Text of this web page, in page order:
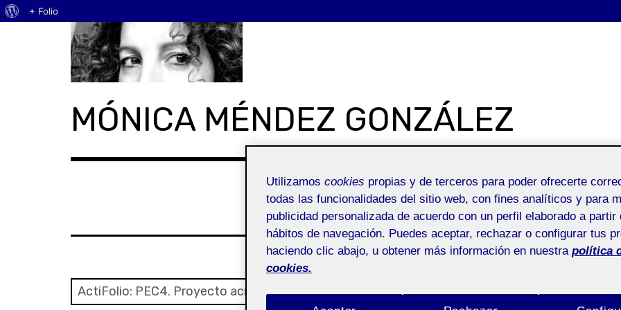
MÓNICA MÉNDEZ GONZÁLEZ
SOBRE MI
ActiFolio: PEC4. Proyecto acrílico. PEC4. Proyecto acrílico.
Acerca
+ Folio
Utilizamos cookies propias y de terceros para poder ofrecerte
todas las funcionalidades del sitio web, con fines analíticos y para
publicidad personalizada de acuerdo con un perfil elaborado a partir
hábitos de navegación. Puedes aceptar, rechazar o configurar tus
haciendo clic abajo, u obtener más información en nuestra política
cookies.